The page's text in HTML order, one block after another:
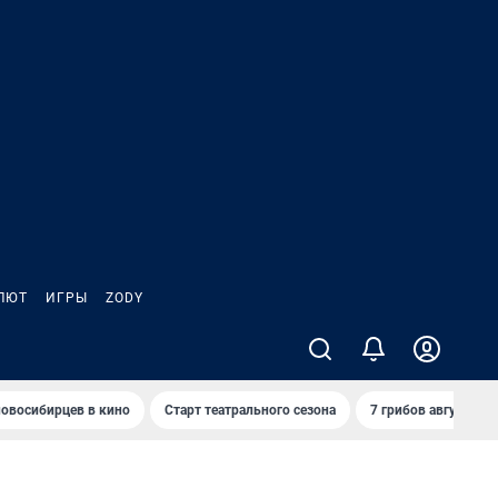
ИГРЫ ZODY
в кино Старт театрального сезона 7 грибов августа